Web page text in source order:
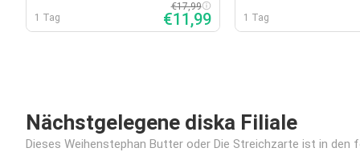
1 Tag
€17,99
€11,99 1 Tag
Nächstgelegene diska Filiale
Dieses Weihenstephan Butter oder Die Streichzarte ist in